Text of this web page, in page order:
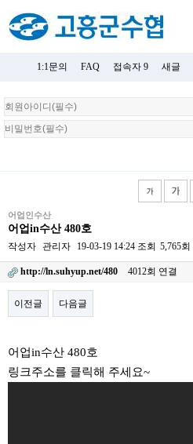
1:1문의 FAQ 접속자 9 새글
회
원
로
어업인수산
어업in수산 480호
작성자 관리자 19-03-19 14:24 조회 5,765회
http://ln.suhyup.net/480 4012회 연결
이전글 다음글
어업in수산 480호
링크주소를 클릭해 주세요~